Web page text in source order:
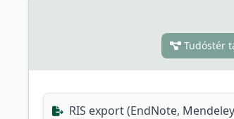
Tudóstér
RIS export (EndNote,